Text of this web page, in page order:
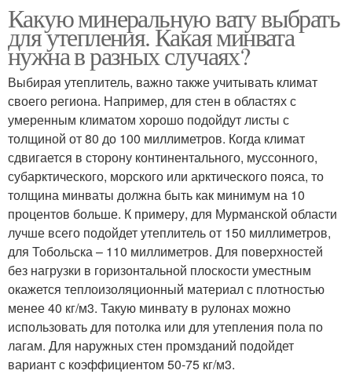
Какую минеральную вату выбрать
для утепления. Какая минвата
нужна в разных случаях?
Выбирая утеплитель, важно также учитывать климат
своего региона. Например, для стен в областях с
умеренным климатом хорошо подойдут листы с
толщиной от 80 до 100 миллиметров. Когда климат
сдвигается в сторону континентального, муссонного,
субарктического, морского или арктического пояса, то
толщина минваты должна быть как минимум на 10
процентов больше. К примеру, для Мурманской области
лучше всего подойдет утеплитель от 150 миллиметров,
для Тобольска – 110 миллиметров. Для поверхностей
без нагрузки в горизонтальной плоскости уместным
окажется теплоизоляционный материал с плотностью
менее 40 кг/м3. Такую минвату в рулонах можно
использовать для потолка или для утепления пола по
лагам. Для наружных стен промзданий подойдет
вариант с коэффициентом 50-75 кг/м3.